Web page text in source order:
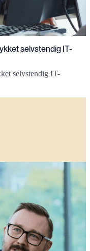
selvstendig IT-
selvstendig IT-